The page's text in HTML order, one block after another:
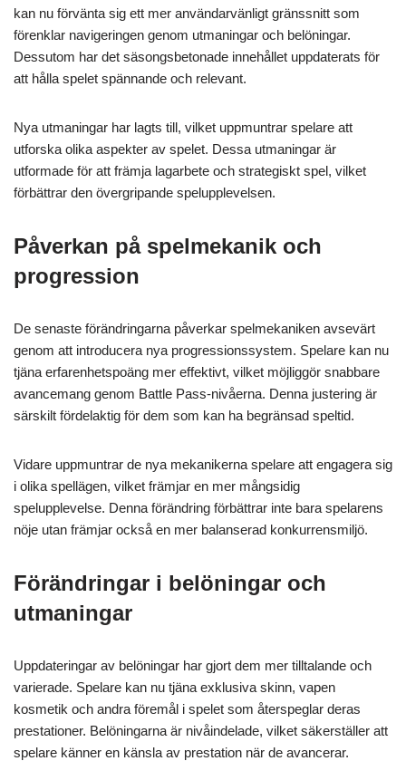
kan nu förvänta sig ett mer användarvänligt gränssnitt som
förenklar navigeringen genom utmaningar och belöningar.
Dessutom har det säsongsbetonade innehållet uppdaterats för
att hålla spelet spännande och relevant.
Nya utmaningar har lagts till, vilket uppmuntrar spelare att
utforska olika aspekter av spelet. Dessa utmaningar är
utformade för att främja lagarbete och strategiskt spel, vilket
förbättrar den övergripande spelupplevelsen.
Påverkan på spelmekanik och
progression
De senaste förändringarna påverkar spelmekaniken avsevärt
genom att introducera nya progressionssystem. Spelare kan nu
tjäna erfarenhetspoäng mer effektivt, vilket möjliggör snabbare
avancemang genom Battle Pass-nivåerna. Denna justering är
särskilt fördelaktig för dem som kan ha begränsad speltid.
Vidare uppmuntrar de nya mekanikerna spelare att engagera sig
i olika spellägen, vilket främjar en mer mångsidig
spelupplevelse. Denna förändring förbättrar inte bara spelarens
nöje utan främjar också en mer balanserad konkurrensmiljö.
Förändringar i belöningar och
utmaningar
Uppdateringar av belöningar har gjort dem mer tilltalande och
varierade. Spelare kan nu tjäna exklusiva skinn, vapen
kosmetik och andra föremål i spelet som återspeglar deras
prestationer. Belöningarna är nivåindelade, vilket säkerställer att
spelare känner en känsla av prestation när de avancerar.